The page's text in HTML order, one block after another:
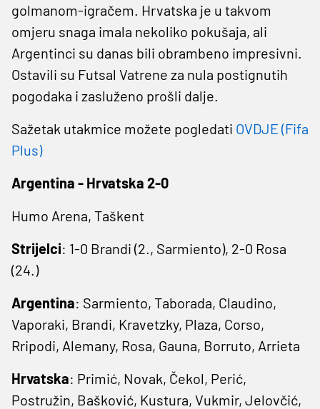
golmanom-igračem. Hrvatska je u takvom
omjeru snaga imala nekoliko pokušaja, ali
Argentinci su danas bili obrambeno impresivni.
Ostavili su Futsal Vatrene za nula postignutih
pogodaka i zasluženo prošli dalje.
Sažetak utakmice možete pogledati OVDJE (Fifa
Plus)
Argentina - Hrvatska 2-0
Humo Arena, Taškent
Strijelci: 1-0 Brandi (2., Sarmiento), 2-0 Rosa
(24.)
Argentina: Sarmiento, Taborada, Claudino,
Vaporaki, Brandi, Kravetzky, Plaza, Corso,
Rripodi, Alemany, Rosa, Gauna, Borruto, Arrieta
Hrvatska: Primić, Novak, Čekol, Perić,
Postružin, Bašković, Kustura, Vukmir, Jelovčić,